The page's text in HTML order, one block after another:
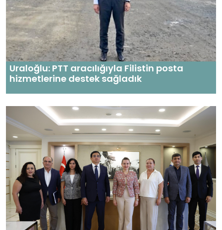
Uraloğlu: PTT aracılığıyla Filistin posta
hizmetlerine destek sağladık